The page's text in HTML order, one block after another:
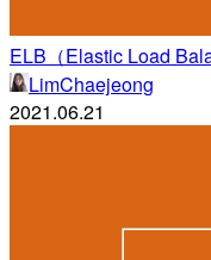
ELB（Elastic Load
LimChaejeong
2021.06.21